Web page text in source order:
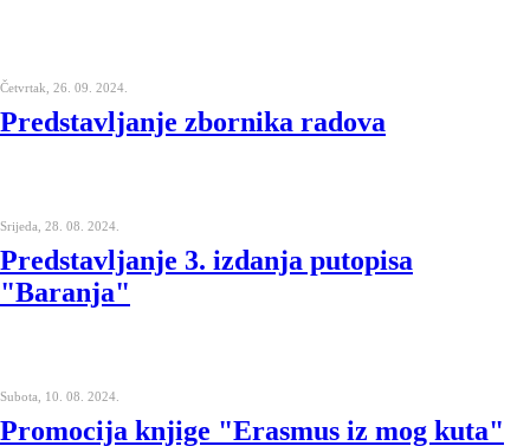
Četvrtak, 26. 09. 2024.
Predstavljanje zbornika radova
Srijeda, 28. 08. 2024.
Predstavljanje 3. izdanja putopisa
"Baranja"
Subota, 10. 08. 2024.
Promocija knjige "Erasmus iz mog kuta"